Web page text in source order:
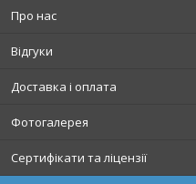
Про нас
Відгуки
Доставка і оплата
Фотогалерея
Сертифікати та ліцензії